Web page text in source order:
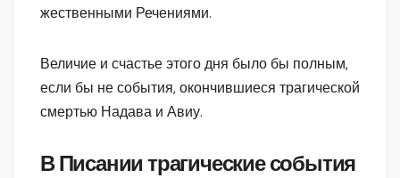
жественными Речениями.
Величие и счастье этого дня было бы полным,
если бы не события, окончившиеся трагической
смертью Надава и Авиу.
В Писании трагические события